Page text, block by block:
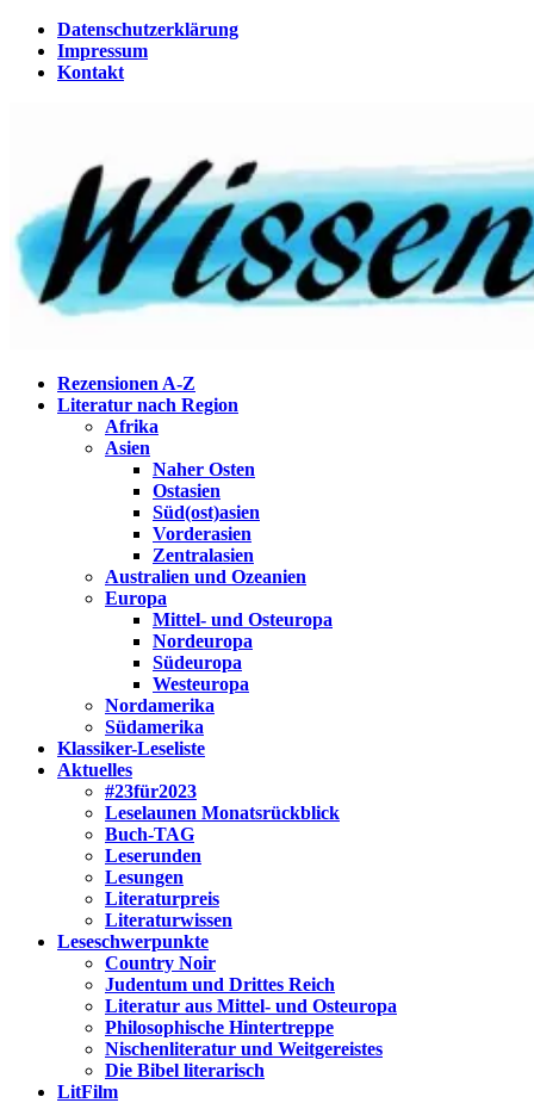
Zum
Inhalt
springen
Datenschutzerklärung
Impressum
Kontakt
Wissenstagebuch
Eine Gabel für die Suppe der Weisheit
Rezensionen A-Z
Literatur nach Region
Afrika
Asien
Naher Osten
Ostasien
Süd(ost)asien
Vorderasien
Zentralasien
Australien und Ozeanien
Europa
Mittel- und Osteuropa
Nordeuropa
Südeuropa
Westeuropa
Nordamerika
Südamerika
Klassiker-Leseliste
Aktuelles
#23für2023
Leselaunen Monatsrückblick
Buch-TAG
Leserunden
Lesungen
Literaturpreis
Literaturwissen
Leseschwerpunkte
Country Noir
Judentum und Drittes Reich
Literatur aus Mittel- und Osteuropa
Philosophische Hintertreppe
Nischenliteratur und Weitgereistes
Die Bibel literarisch
LitFilm